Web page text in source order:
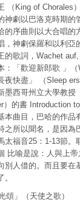
（King of Chorales）
神劇以巴洛克時期的
的序曲則以大合唱的
，神劇保羅和以利亞
的歌詞，Wachet
：「歡迎新郎歌 」
夜快盡」 （Sleep
墨西哥州立大學教
）的書 Introduction
本曲目，巴哈的作品
之所以聞名，是因為
太福音25：1-13節
比喻是說：人與上
別人借的。而且要在
頌」（天使之歌）